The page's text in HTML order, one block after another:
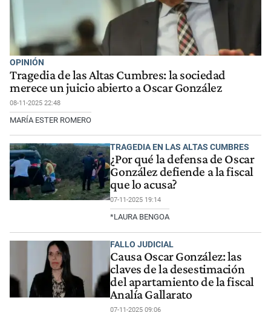
OPINIÓN
Tragedia de las Altas Cumbres: la sociedad
merece un juicio abierto a Oscar González
08-11-2025 22:48
MARÍA ESTER ROMERO
TRAGEDIA EN LAS ALTAS CUMBRES
¿Por qué la defensa de Oscar
González defiende a la fiscal
que lo acusa?
07-11-2025 19:14
*LAURA BENGOA
FALLO JUDICIAL
Causa Oscar González: las
claves de la desestimación
del apartamiento de la fiscal
Analía Gallarato
07-11-2025 09:06